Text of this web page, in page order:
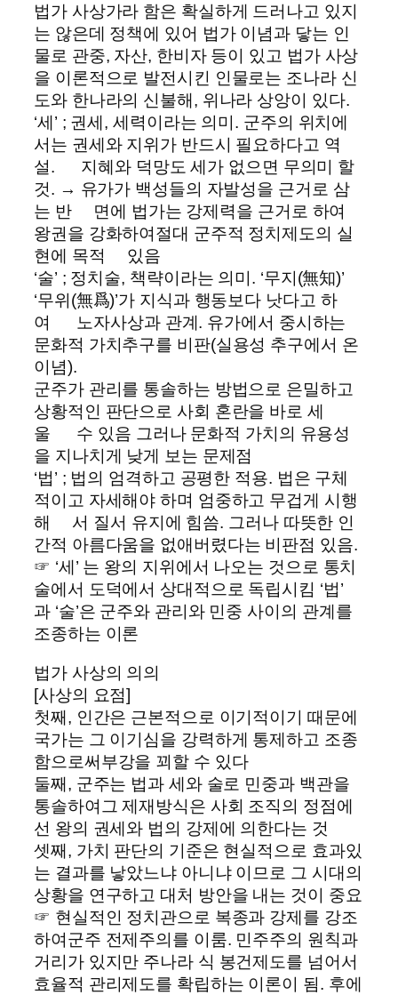
법가 사상가라 함은 확실하게 드러나고 있지
는 않은데 정책에 있어 법가 이념과 닿는 인
물로 관중, 자산, 한비자 등이 있고 법가 사상
을 이론적으로 발전시킨 인물로는 조나라 신
도와 한나라의 신불해, 위나라 상앙이 있다.
‘세’ ; 권세, 세력이라는 의미. 군주의 위치에
서는 권세와 지위가 반드시 필요하다고 역
설. 지혜와 덕망도 세가 없으면 무의미 할
것. → 유가가 백성들의 자발성을 근거로 삼
는 반 면에 법가는 강제력을 근거로 하여
왕권을 강화하여절대 군주적 정치제도의 실
현에 목적 있음
‘술’ ; 정치술, 책략이라는 의미. ‘무지(無知)’
‘무위(無爲)’가 지식과 행동보다 낫다고 하
여 노자사상과 관계. 유가에서 중시하는
문화적 가치추구를 비판(실용성 추구에서 온
이념).
군주가 관리를 통솔하는 방법으로 은밀하고
상황적인 판단으로 사회 혼란을 바로 세
울 수 있음 그러나 문화적 가치의 유용성
을 지나치게 낮게 보는 문제점
‘법’ ; 법의 엄격하고 공평한 적용. 법은 구체
적이고 자세해야 하며 엄중하고 무겁게 시행
해 서 질서 유지에 힘씀. 그러나 따뜻한 인
간적 아름다움을 없애버렸다는 비판점 있음.
☞ ‘세’ 는 왕의 지위에서 나오는 것으로 통치
술에서 도덕에서 상대적으로 독립시킴 ‘법’
과 ‘술’은 군주와 관리와 민중 사이의 관계를
조종하는 이론
법가 사상의 의의
[사상의 요점]
첫째, 인간은 근본적으로 이기적이기 때문에
국가는 그 이기심을 강력하게 통제하고 조종
함으로써부강을 꾀할 수 있다
둘째, 군주는 법과 세와 술로 민중과 백관을
통솔하여그 제재방식은 사회 조직의 정점에
선 왕의 권세와 법의 강제에 의한다는 것
셋째, 가치 판단의 기준은 현실적으로 효과있
는 결과를 낳았느냐 아니냐 이므로 그 시대의
상황을 연구하고 대처 방안을 내는 것이 중요
☞ 현실적인 정치관으로 복종과 강제를 강조
하여군주 전제주의를 이룸. 민주주의 원칙과
거리가 있지만 주나라 식 봉건제도를 넘어서
효율적 관리제도를 확립하는 이론이 됨. 후에